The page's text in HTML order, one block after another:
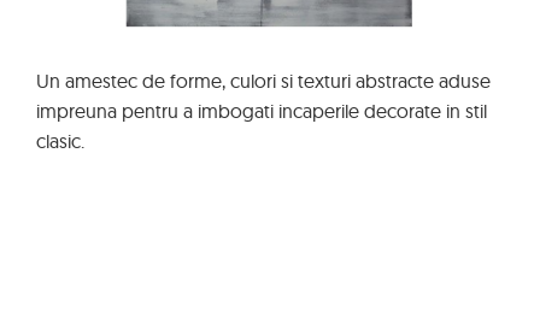
Un amestec de forme, culori si texturi abstracte aduse
impreuna pentru a imbogati incaperile decorate in stil
clasic.